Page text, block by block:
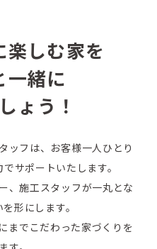
楽しむ家を
一緒に
ょう！
ッフは、お客様一人ひとり
サポートいたします。
、施工スタッフが一丸とな
形にします。
までこだわった家づくりを